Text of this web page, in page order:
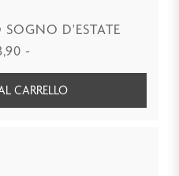
D'ESTATE
-
CARRELLO